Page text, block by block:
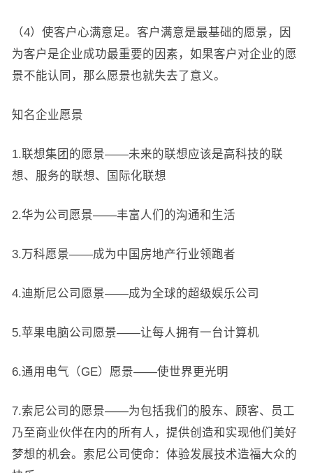
（4）使客户心满意足。客户满意是最基础的愿景，因
为客户是企业成功最重要的因素，如果客户对企业的愿
景不能认同，那么愿景也就失去了意义。
知名企业愿景
1.联想集团的愿景——未来的联想应该是高科技的联
想、服务的联想、国际化联想
2.华为公司愿景——丰富人们的沟通和生活
3.万科愿景——成为中国房地产行业领跑者
4.迪斯尼公司愿景——成为全球的超级娱乐公司
5.苹果电脑公司愿景——让每人拥有一台计算机
6.通用电气（GE）愿景——使世界更光明
7.索尼公司的愿景——为包括我们的股东、顾客、员工
乃至商业伙伴在内的所有人，提供创造和实现他们美好
梦想的机会。索尼公司使命：体验发展技术造福大众的